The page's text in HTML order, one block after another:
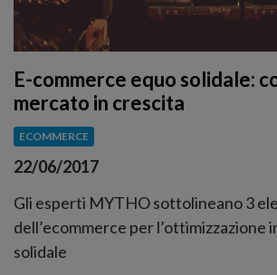
E-commerce equo solidale:
mercato in crescita
ECOMMERCE
22/06/2017
Gli esperti MYTHO sottolineano 3
dell’ecommerce per l’ottimizzazione
solidale